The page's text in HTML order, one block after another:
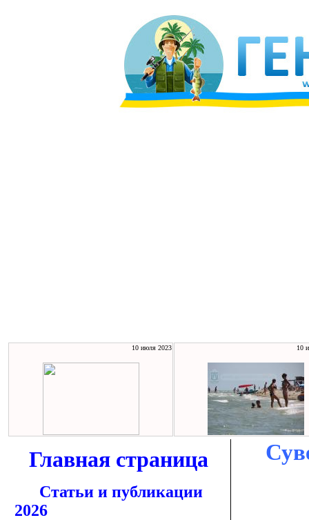
10 июля 2023 10
Главная страница
Статьи и публикации
2026